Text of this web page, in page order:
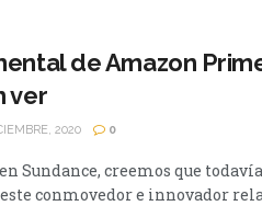
de Amazon
ver
2020 0
Sundance, creemos que
conmovedor e innovador